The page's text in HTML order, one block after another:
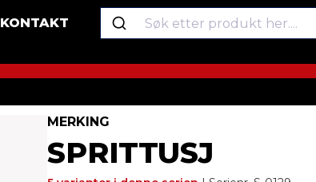
KONTAKT
MERKING
SPRITTUSJ